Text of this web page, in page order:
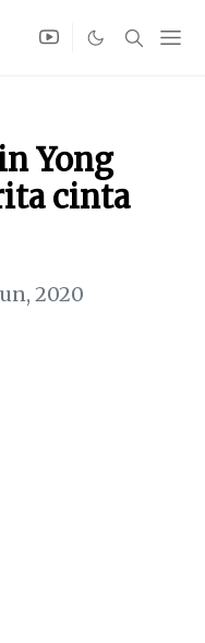
Yong
cinta
2020